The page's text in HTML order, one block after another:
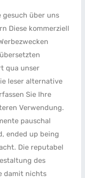
gesuch über uns
Diese kommerziell
qua unser
leser alternative
Sie Ihre
Verwendung.
pauschal
ended up being
Die reputabel
des
damit nichts